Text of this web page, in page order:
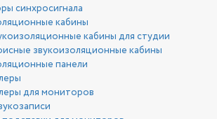
синхросигнала
кабины
кабины для студии
звукоизоляционные кабины
панели
для мониторов